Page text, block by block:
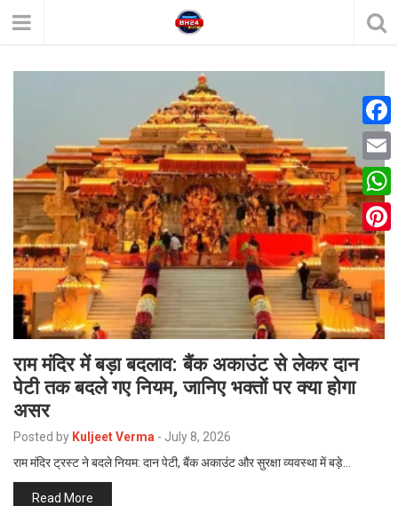
राम मंदिर में बड़ा बदलाव: बैंक अकाउंट से लेकर दान
पेटी तक बदले गए नियम, जानिए भक्तों पर क्या होगा
असर
Posted by Kuljeet Verma - July 8, 2026
राम मंदिर ट्रस्ट ने बदले नियम: दान पेटी, बैंक अकाउंट और सुरक्षा व्यवस्था में बड़े…
Read More
F
a
c
e
b
o
k
E
m
a
i
l
W
h
a
t
s
P
i
n
t